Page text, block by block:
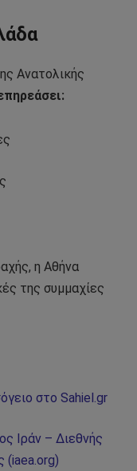
Ανατολικής
η Αθήνα
της συμμαχίες
στο Sahiel.gr
Ιράν – Διεθνής
(iaea.org)